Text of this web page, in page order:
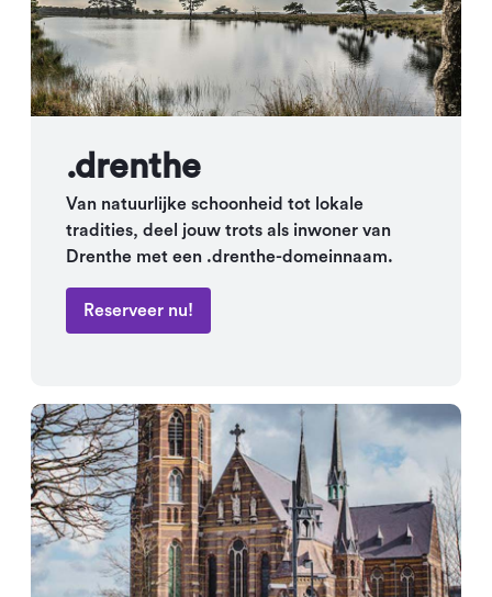
.drenthe
Van natuurlijke schoonheid tot lokale
tradities, deel jouw trots als inwoner van
Drenthe met een .drenthe-domeinnaam.
Reserveer nu!